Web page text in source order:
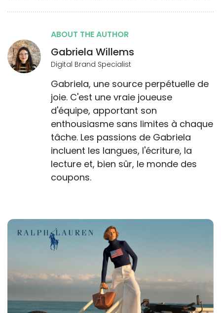
ABOUT THE AUTHOR
Gabriela Willems
Digital Brand Specialist
Gabriela, une source perpétuelle de
joie. C'est une vraie joueuse
d'équipe, apportant son
enthousiasme sans limites à chaque
tâche. Les passions de Gabriela
incluent les langues, l'écriture, la
lecture et, bien sûr, le monde des
coupons.